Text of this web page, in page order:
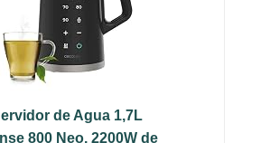
de Agua 1,7L
800 Neo. 2200W de